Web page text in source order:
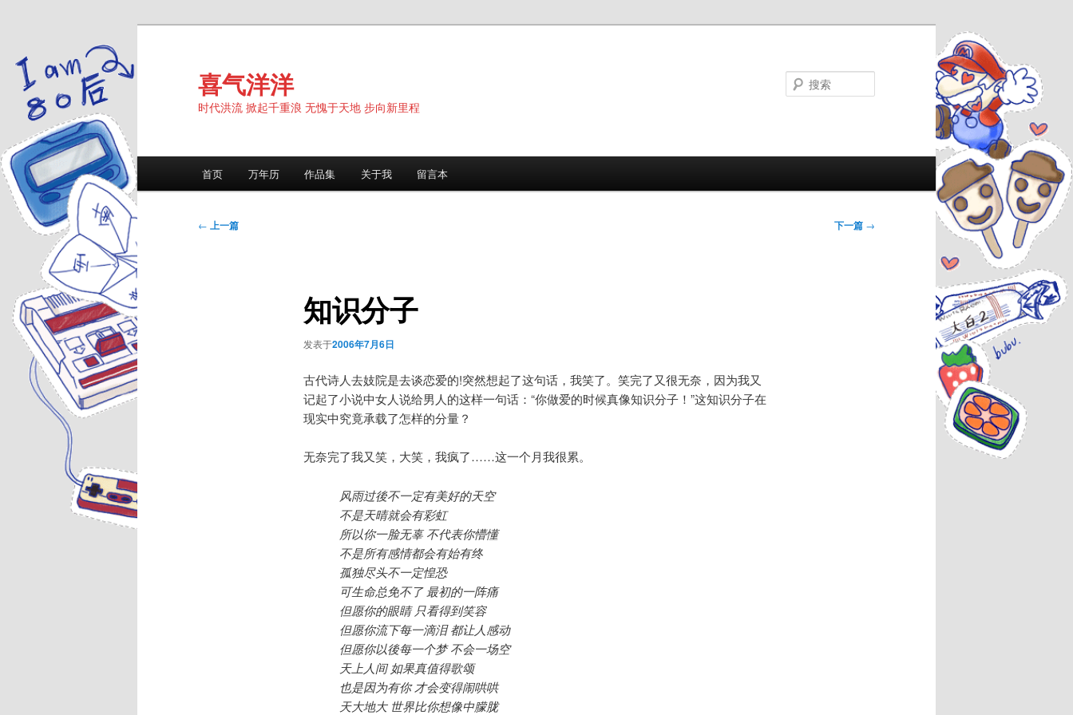
域
喜气洋洋
时代洪流 掀起千重浪 无愧于天地 步向新里程
首页 万年历 作品集 关于我 留言本
文
← 上一篇 下一篇 →
知识分子
发表于2006年7月6日
古代诗人去妓院是去谈恋爱的!突然想起了这句话，我笑了。笑完了又很无奈，因为我又
记起了小说中女人说给男人的这样一句话：“你做爱的时候真像知识分子！”这知识分子在
现实中究竟承载了怎样的分量？
无奈完了我又笑，大笑，我疯了……这一个月我很累。
风雨过後不一定有美好的天空
不是天晴就会有彩虹
所以你一脸无辜 不代表你懵懂
不是所有感情都会有始有终
孤独尽头不一定惶恐
可生命总免不了 最初的一阵痛
但愿你的眼睛 只看得到笑容
但愿你流下每一滴泪 都让人感动
但愿你以後每一个梦 不会一场空
天上人间 如果真值得歌颂
也是因为有你 才会变得闹哄哄
天大地大 世界比你想像中朦胧